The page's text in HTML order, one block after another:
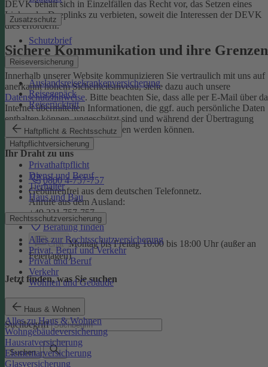
Zusatzschutz
Schutzbrief
Reiseversicherung
Auslandsreisekrankenversicherung
Reisegepäck
Reiserücktritt
Haftpflicht & Rechtsschutz
Haftpflichtversicherung
Privathaftpflicht
Dienst und Beruf
Tierhalter
Haus und Bau
Rechtsschutzversicherung
Alles zur Rechtsschutzversicherung
Privat, Beruf und Verkehr
Privat und Beruf
Verkehr
Wohnen und Gebäude
Haus & Wohnen
Alles zu Haus & Wohnen
Wohngebäudeversicherung
Hausratversicherung
Elementarversicherung
Glasversicherung
DEVK behält sich in Einzelfällen das Recht vor, das Setzen eines
Links oder Deeplinks zu verbieten, soweit die Interessen der DEVK
dies erfordern.
Sichere Kommunikation und ihre Grenzen
Innerhalb unserer Website kommunizieren Sie vertraulich mit uns auf
anerkannt hohem Sicherheitsniveau, siehe dazu auch unsere
Datenschutzhinweise. Bitte beachten Sie, dass alle per E-Mail über
Internet übermittelten Informationen, die ggf. auch persönliche Daten
enthalten können, ungeschützt sind und während der Übertragung
potenziell von Dritten eingesehen werden können.
Ihr Draht zu uns
0800 4-757-757
Gebührenfrei aus dem deutschen Telefonnetz.
Anrufe aus dem Ausland:
+49 221 757-757
Beratung finden
Chat Montag bis Freitag 10:00 bis 18:00 Uhr (außer an
Feiertagen)
Jetzt finden, was Sie suchen
Suchbegriff
Suchen